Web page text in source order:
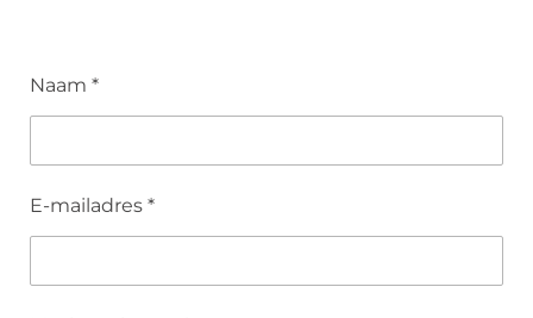
Naam *
E-mailadres *